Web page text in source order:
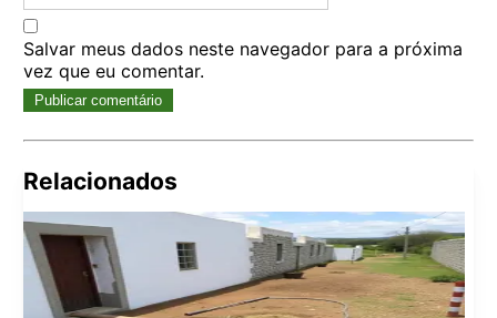
Salvar meus dados neste navegador para a próxima
vez que eu comentar.
Relacionados
por: